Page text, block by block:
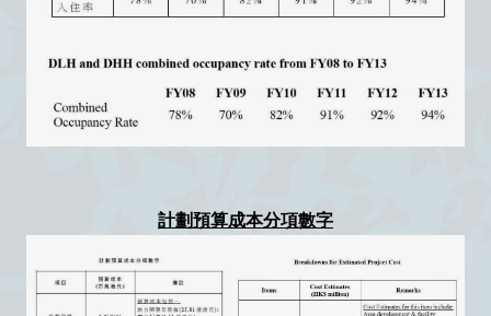
計劃預算成本分項數字